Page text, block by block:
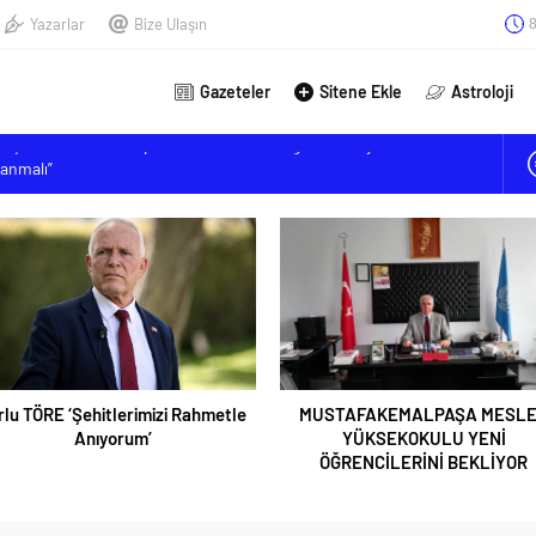
Yazarlar Bize Ulaşın
Gazeteler Sitene Ekle Astroloji
Rahmetle Anıyorum’
MESLEK YÜKSEKOKULU YENİ ÖĞRENCİLERİNİ BEKLİYOR
‘Sahte trafik akışına müsaade etmeyeceğiz’
Başkanı Okudan: “Depremden etkilenen öğrencilere yüzde 25 ek
MUSTAFAKEMALPAŞA MESLEK
YÜKSEKOKULU YENİ
BİK Genel Müdürü
trafik akışına müsaade